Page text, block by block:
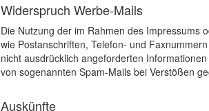
Widerspruch Werbe-Mails
Die Nutzung der im Rahmen des Impressums
wie Postanschriften, Telefon- und
nicht ausdrücklich angeforderten
von sogenannten Spam-Mails bei Verstößen
Auskünfte